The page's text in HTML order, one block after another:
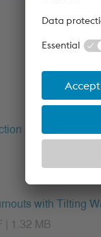
Supervision &
with Tilting
| 1.32 MB